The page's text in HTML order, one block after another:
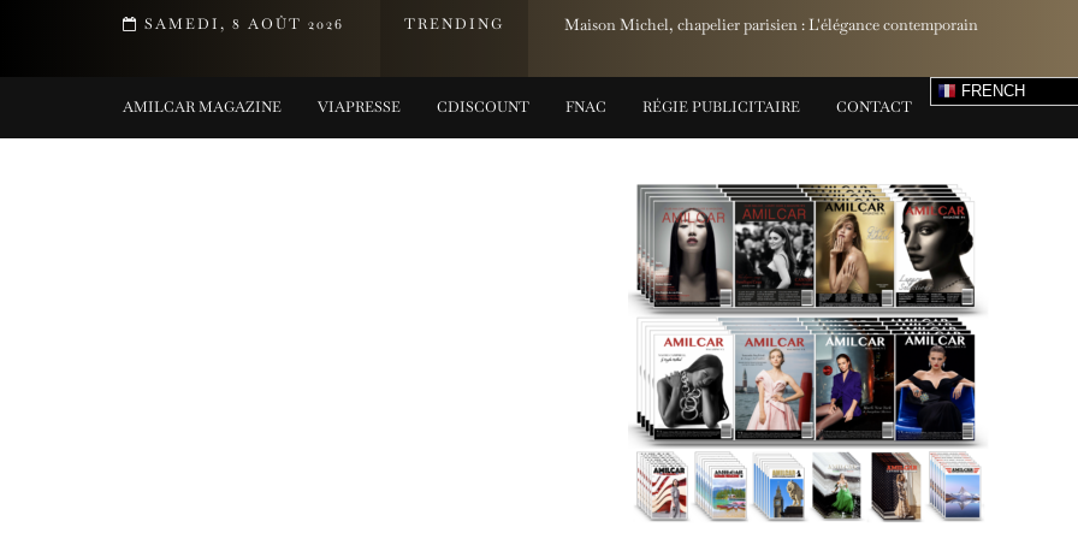
SAMEDI, 8 AOÛT 2026 TRENDING
DE LA COLLECTION TIFFANY TITAN PAR PHARRELL WILLIAMS
Maison Michel, chapelier parisien : L'élégance contemporain
AMILCAR MAGAZINE VIAPRESSE CDISCOUNT FNAC RÉGIE PUBLICITAIRE CONTACT
FRENCH